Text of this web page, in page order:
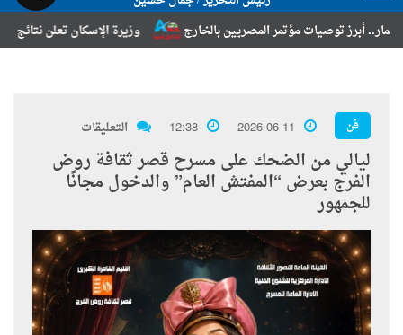
وزيرة الإسكان تعلن نتائج قرعة
مؤتمر المصريين بالخارج
فن 2026-06-11
12:38 التعليقات
ليالي من الضحك على مسرح قصر ثقافة روض
الفرج بعرض “المفتش العام” والدخول مجانًا
للجمهور